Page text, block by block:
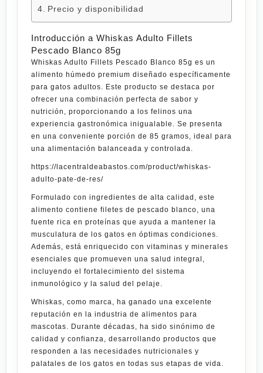
Precio y disponibilidad
Introducción a Whiskas Adulto Fillets
Pescado Blanco 85g
Whiskas Adulto Fillets Pescado Blanco 85g es un
alimento húmedo premium diseñado específicamente
para gatos adultos. Este producto se destaca por
ofrecer una combinación perfecta de sabor y
nutrición, proporcionando a los felinos una
experiencia gastronómica inigualable. Se presenta
en una conveniente porción de 85 gramos, ideal para
una alimentación balanceada y controlada.
https://lacentraldeabastos.com/product/whiskas-
adulto-pate-de-res/
Formulado con ingredientes de alta calidad, este
alimento contiene filetes de pescado blanco, una
fuente rica en proteínas que ayuda a mantener la
musculatura de los gatos en óptimas condiciones.
Además, está enriquecido con vitaminas y minerales
esenciales que promueven una salud integral,
incluyendo el fortalecimiento del sistema
inmunológico y la salud del pelaje.
Whiskas, como marca, ha ganado una excelente
reputación en la industria de alimentos para
mascotas. Durante décadas, ha sido sinónimo de
calidad y confianza, desarrollando productos que
responden a las necesidades nutricionales y
palatales de los gatos en todas sus etapas de vida.